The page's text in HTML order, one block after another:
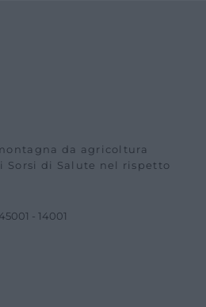
da agricoltura
Sorsi di Salute nel rispetto
45001 - 14001